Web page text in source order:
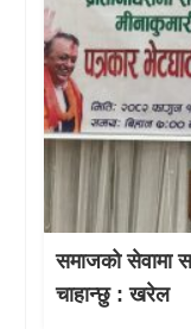
समाजको सेवामा
चाहान्छु : खरेल